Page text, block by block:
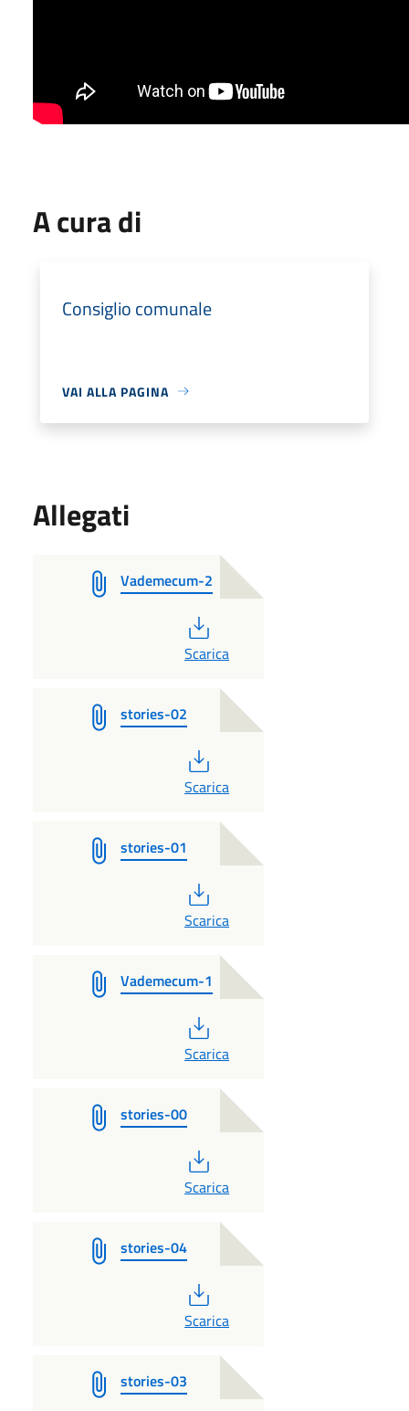
A cura di
Consiglio comunale
VAI ALLA PAGINA
Allegati
Vademecum-2
PDF
Scarica
stories-02
PDF
Scarica
stories-01
PDF
Scarica
Vademecum-1
PDF
Scarica
stories-00
PDF
Scarica
stories-04
PDF
Scarica
stories-03